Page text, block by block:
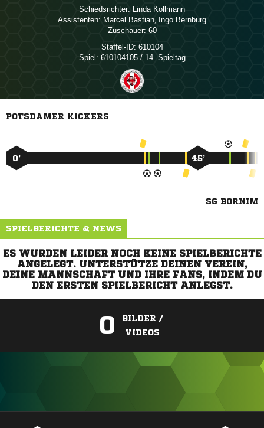
Schiedsrichter:  
Assistenten:  ,  
Zuschauer: 60
Staffel-ID: 610104
Spiel: 610104105 / 14. Spieltag
POTSDAMER KICKERS
0’ 45’
SG BORNIM
SPIELBERICHTE & NEWS
ES WURDEN LEIDER NOCH KEINE SPIELBERICHTE
ANGELEGT. UNTERSTÜTZE DEINEN VEREIN,
DEINE MANNSCHAFT UND IHRE FANS, INDEM DU
DEN ERSTEN SPIELBERICHT ANLEGST.
0
BILDER /
VIDEOS